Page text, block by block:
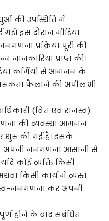
की उपस्थिति में
इस दौरान मीडिया
प्रक्रिया पूरी की
प्राप्त कीं।
कर्मियों से आमजन के
फैलाने की अपील भी
(वित्त एवं राजस्व)
की व्यवस्था आमजन
शुरू की गई है। इसके
अपनी जनगणना आसानी से
कोई व्यक्ति किसी
किसी कार्य में व्यस्त
जनगणना कर अपनी
होने के बाद संबंधित